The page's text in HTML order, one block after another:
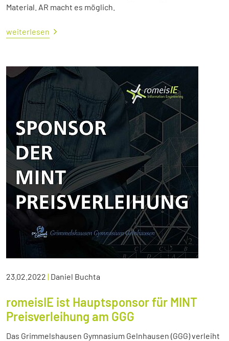
Material. AR macht es möglich.
weiterlesen
23.02.2022 | Daniel Buchta
romeisIE ist Hauptsponsor für MINT
Preisverleihung am GGG
Das Grimmelshausen Gymnasium Gelnhausen (GGG) verleiht